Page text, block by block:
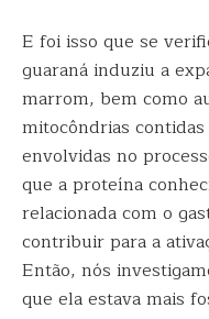
E foi isso que se
guaraná induziu a
marrom, bem como
mitocôndrias
envolvidas no
que a proteína
relacionada com o
contribuir para a
Então, nós
que ela estava mais